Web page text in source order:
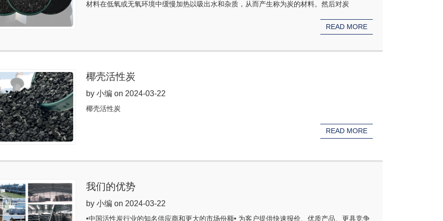
材料在低氧或无氧环境中缓慢加热以吸出水和杂质，从而产生称为炭的材料。然后对炭
READ MORE
椰壳活性炭
by 小编 on 2024-03-22
椰壳活性炭
READ MORE
我们的优势
by 小编 on 2024-03-22
•中国活性炭行业的知名供应商和更大的市场份额• 为客户提供快速报价、优质产品、更具竞争